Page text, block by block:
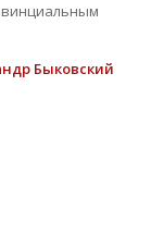
Быковский